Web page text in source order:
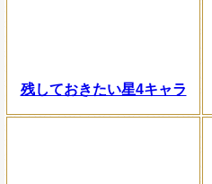
残しておきたい星4キャラ